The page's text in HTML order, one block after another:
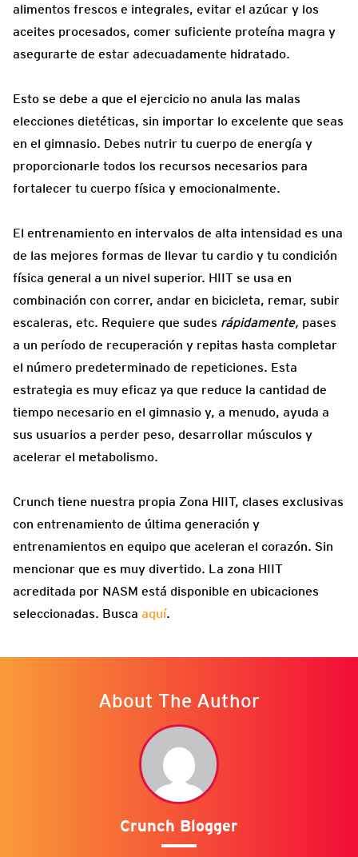
alimentos frescos e integrales, evitar el azúcar y los
aceites procesados, comer suficiente proteína magra y
asegurarte de estar adecuadamente hidratado.
Esto se debe a que el ejercicio no anula las malas
elecciones dietéticas, sin importar lo excelente que seas
en el gimnasio. Debes nutrir tu cuerpo de energía y
proporcionarle todos los recursos necesarios para
fortalecer tu cuerpo física y emocionalmente.
El entrenamiento en intervalos de alta intensidad es una
de las mejores formas de llevar tu cardio y tu condición
física general a un nivel superior. HIIT se usa en
combinación con correr, andar en bicicleta, remar, subir
escaleras, etc. Requiere que sudes rápidamente, pases
a un período de recuperación y repitas hasta completar
el número predeterminado de repeticiones. Esta
estrategia es muy eficaz ya que reduce la cantidad de
tiempo necesario en el gimnasio y, a menudo, ayuda a
sus usuarios a perder peso, desarrollar músculos y
acelerar el metabolismo.
Crunch tiene nuestra propia Zona HIIT, clases exclusivas
con entrenamiento de última generación y
entrenamientos en equipo que aceleran el corazón. Sin
mencionar que es muy divertido. La zona HIIT
acreditada por NASM está disponible en ubicaciones
seleccionadas. Busca aquí.
About The Author
Crunch Blogger